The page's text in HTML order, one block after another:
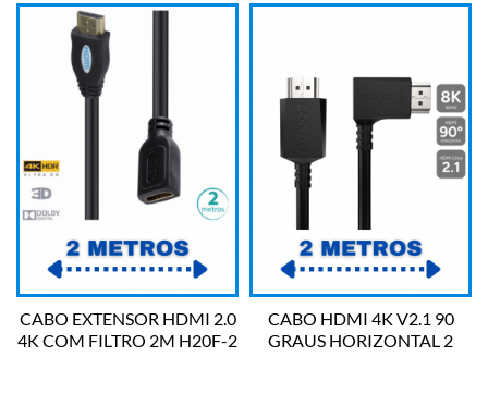
CABO EXTENSOR HDMI 2.0
4K COM FILTRO 2M H20F-2
CABO HDMI 4K V2.1 90
GRAUS HORIZONTAL 2